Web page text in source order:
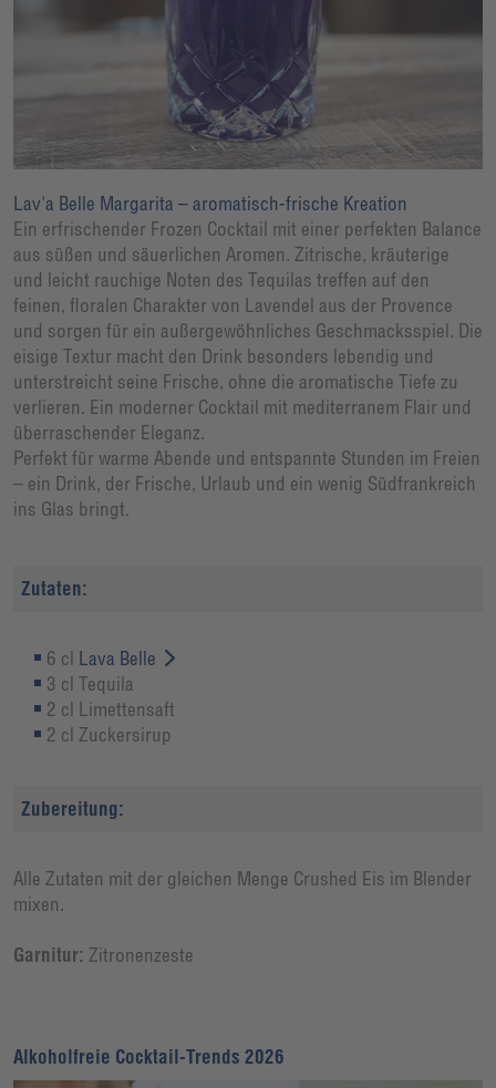
Lav'a Belle Margarita – aromatisch-frische Kreation
Ein erfrischender Frozen Cocktail mit einer perfekten Balance
aus süßen und säuerlichen Aromen. Zitrische, kräuterige
und leicht rauchige Noten des Tequilas treffen auf den
feinen, floralen Charakter von Lavendel aus der Provence
und sorgen für ein außergewöhnliches Geschmacksspiel. Die
eisige Textur macht den Drink besonders lebendig und
unterstreicht seine Frische, ohne die aromatische Tiefe zu
verlieren. Ein moderner Cocktail mit mediterranem Flair und
überraschender Eleganz.
Perfekt für warme Abende und entspannte Stunden im Freien
– ein Drink, der Frische, Urlaub und ein wenig Südfrankreich
ins Glas bringt.
Zutaten:
6 cl Lava Belle
3 cl Tequila
2 cl Limettensaft
2 cl Zuckersirup
Zubereitung:
Alle Zutaten mit der gleichen Menge Crushed Eis im Blender
mixen.
Garnitur: Zitronenzeste
Alkoholfreie Cocktail-Trends 2026